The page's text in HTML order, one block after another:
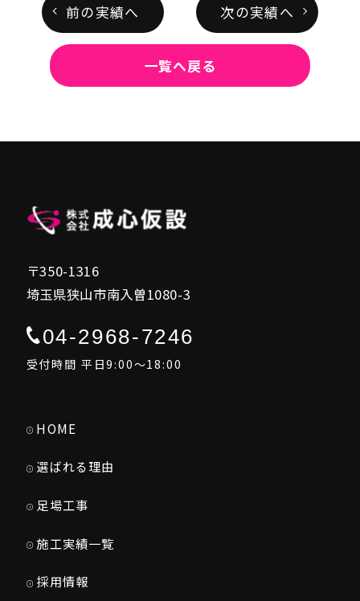
前の実績へ 次の実績へ
一覧へ戻る
〒350-1316
埼玉県狭山市南入曽1080-3
04-2968-7246
受付時間 平日9:00～18:00
HOME
選ばれる理由
足場工事
施工実績一覧
採用情報